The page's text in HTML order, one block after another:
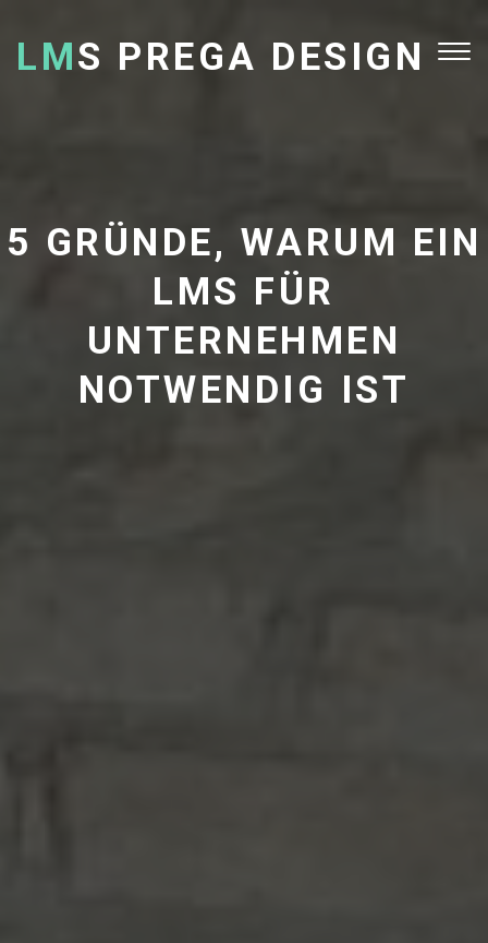
LMS PREGA DESIGN
5 GRÜNDE, WARUM EIN
LMS FÜR
UNTERNEHMEN
NOTWENDIG IST